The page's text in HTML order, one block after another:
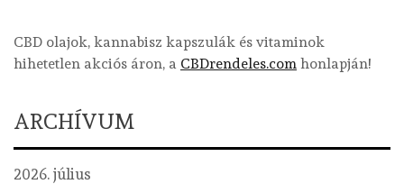
CBD olajok, kannabisz kapszulák és vitaminok
hihetetlen akciós áron, a CBDrendeles.com honlapján!
ARCHÍVUM
2026. július